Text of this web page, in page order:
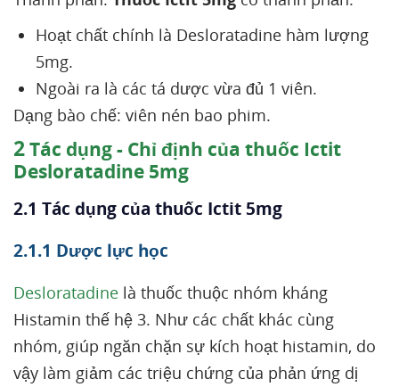
Hoạt chất chính là Desloratadine hàm lượng
5mg.
Ngoài ra là các tá dược vừa đủ 1 viên.
Dạng bào chế: viên nén bao phim.
2Tác dụng - Chỉ định của thuốc Ictit
Desloratadine 5mg
2.1 Tác dụng của thuốc Ictit 5mg
2.1.1 Dược lực học
Desloratadine là thuốc thuộc nhóm kháng
Histamin thế hệ 3. Như các chất khác cùng
nhóm, giúp ngăn chặn sự kích hoạt histamin, do
vậy làm giảm các triệu chứng của phản ứng dị